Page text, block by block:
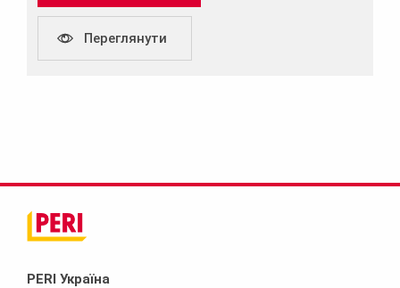
Переглянути
PERI Україна